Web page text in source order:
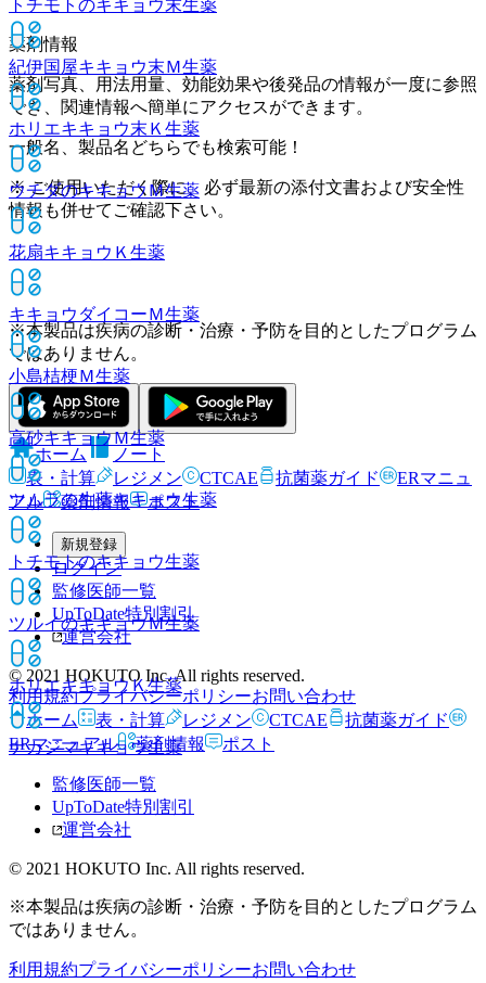
トチモトのキキョウ末生薬
紀伊国屋キキョウ末Ｍ生薬
ホリエキキョウ末Ｋ 生薬
ウチダのキキョウＭ生薬
花扇キキョウＫ 生薬
キキョウダイコーＭ生薬
小島桔梗Ｍ生薬
高砂キキョウＭ生薬
ツムラの生薬キキョウ生薬
トチモトのキキョウ生薬
ツルイのキキョウＭ生薬
ホリエキキョウＫ生薬
ナカジマキキョウ生薬
薬剤情報
薬剤写真、用法用量、効能効果や後発品の情報が一度に参照
でき、関連情報へ簡単にアクセスができます。
一般名、製品名どちらでも検索可能！
※ ご使用いただく際に、必ず最新の添付文書および安全性
情報も併せてご確認下さい。
※本製品は疾病の診断・治療・予防を目的としたプログラム
ではありません。
ホーム
ノート
表・計算
レジメン CTCAE 抗菌薬ガイド
ERマニュ
アル
薬剤情報 ポスト
新規登録
ログイン
監修医師一覧
UpToDate特別割引
運営会社
© 2021 HOKUTO Inc. All rights reserved.
利用規約プライバシーポリシーお問い合わせ
ホーム
表・計算 レジメン CTCAE
抗菌薬ガイド
ERマニュアル
薬剤情報 ポスト
監修医師一覧
UpToDate特別割引
運営会社
© 2021 HOKUTO Inc. All rights reserved.
※本製品は疾病の診断・治療・予防を目的としたプログラム
ではありません。
利用規約プライバシーポリシーお問い合わせ